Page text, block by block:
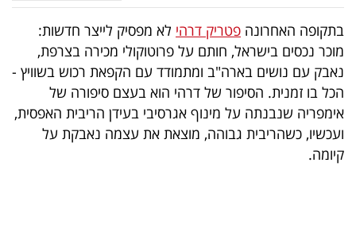
עסקי
ספורט
קריירה
ולימודים
מינויים
בתקופה האחרונה פטריק דרהי לא מפסיק לייצר חדשות:
מוכר נכסים בישראל, חותם על פרוטוקולי מכירה בצרפת,
נאבק עם נושים בארה"ב ומתמודד עם הקפאת רכוש בשוויץ -
הכל בו זמנית. הסיפור של דרהי הוא בעצם סיפורה של
אימפריה שנבנתה על מינוף אגרסיבי בעידן הריבית האפסית,
ועכשיו, כשהריבית גבוהה, מוצאת את עצמה נאבקת על
קיומה.